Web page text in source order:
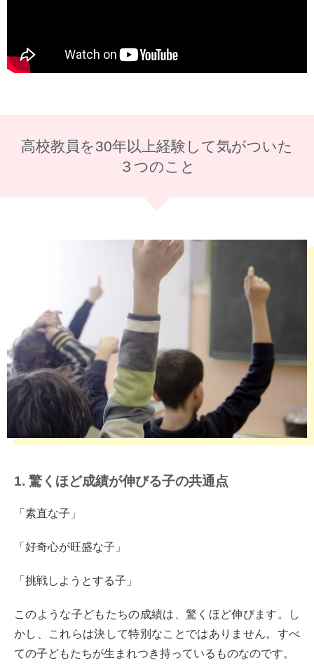
高校教員を30年以上経験して気がついた
３つのこと
1. 驚くほど成績が伸びる子の共通点
「素直な子」
「好奇心が旺盛な子」
「挑戦しようとする子」
このような子どもたちの成績は、驚くほど伸びます。し
かし、これらは決して特別なことではありません。すべ
ての子どもたちが生まれつき持っているものなのです。